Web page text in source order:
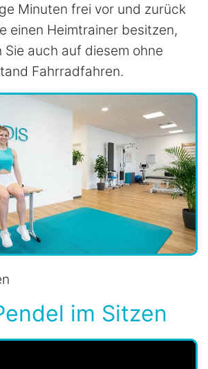
Minuten frei vor und zurück
einen Heimtrainer besitzen,
Sie auch auf diesem ohne
Fahrradfahren.
im Sitzen